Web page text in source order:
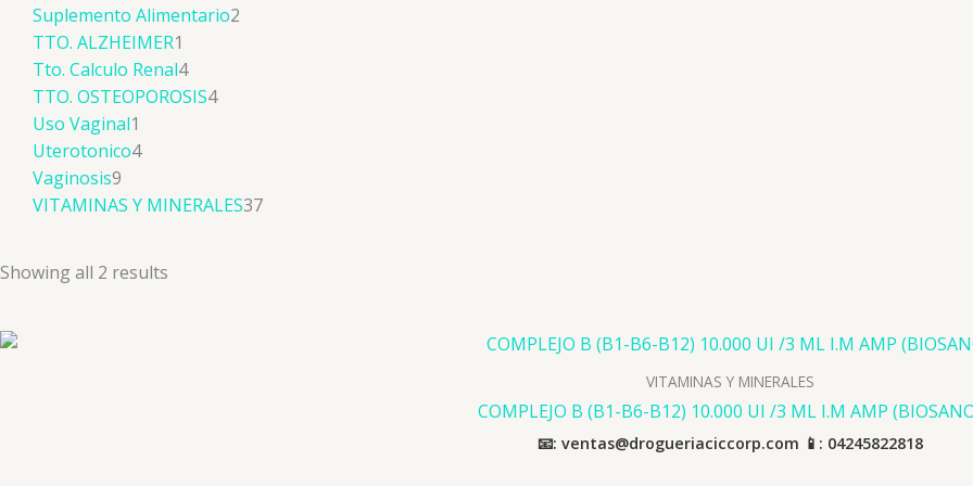
Suplemento Alimentario2
TTO. ALZHEIMER1
Tto. Calculo Renal4
TTO. OSTEOPOROSIS4
Uso Vaginal1
Uterotonico4
Vaginosis9
VITAMINAS Y MINERALES37
Showing all 2 results
VITAMINAS Y MINERALES
COMPLEJO B (B1-B6-B12) 10.000 UI /3 ML I.M AMP
📧: ventas@drogueriaciccorp.com 📱: 04245822818